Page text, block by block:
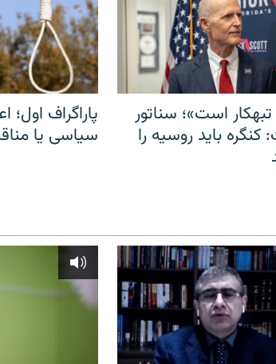
است»؛ سناتور
باید روسیه را
پاراگراف اول؛
سیاسی یا